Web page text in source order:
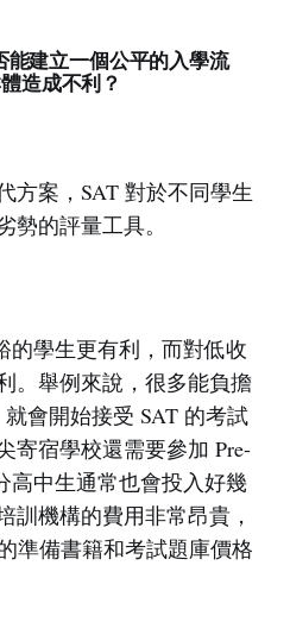
能建立一個公平的入學流
造成不利？
方案，SAT 對於不同學生
的評量工具。
的學生更有利，而對低收
。舉例來說，很多能負擔
會開始接受 SAT 的考試
寄宿學校還需要參加 Pre-
高中生通常也會投入好幾
訓機構的費用非常昂貴，
準備書籍和考試題庫價格